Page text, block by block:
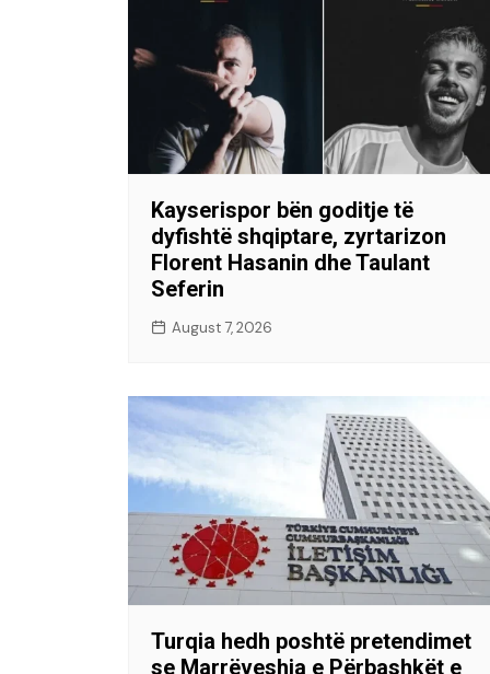
Kayserispor bën goditje të
dyfishtë shqiptare, zyrtarizon
Florent Hasanin dhe Taulant
Seferin
August 7, 2026
Turqia hedh poshtë pretendimet
se Marrëveshja e Përbashkët e